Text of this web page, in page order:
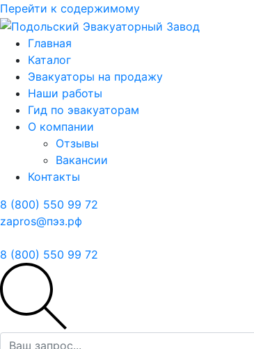
Перейти к содержимому
Главная
Каталог
Эвакуаторы на продажу
Наши работы
Гид по эвакуаторам
О компании
Отзывы
Вакансии
Контакты
8 (800) 550 99 72
zapros@пэз.рф
8 (800) 550 99 72